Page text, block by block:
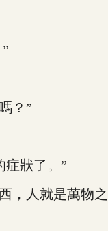
？”
狀了。”
人就是萬物